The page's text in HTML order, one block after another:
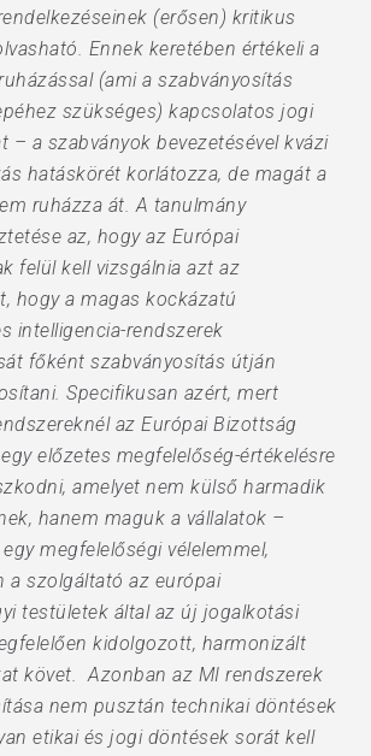
(erősen) kritikus
Ennek keretében értékeli a
(ami a szabványosítás
szükséges) kapcsolatos jogi
– a szabványok bevezetésével kvázi
hatáskörét korlátozza, de magát a
ruházza át. A tanulmány
az, hogy az Európai
felül kell vizsgálnia azt az
hogy a magas kockázatú
intelligencia-rendszerek
főként szabványosítás útján
Specifikusan azért, mert
az Európai Bizottság
előzetes megfelelőség-értékelésre
amelyet nem külső harmadik
hanem maguk a vállalatok –
megfelelőségi vélelemmel,
a szolgáltató az európai
testületek által az új jogalkotási
kidolgozott, harmonizált
követ. Azonban az MI rendszerek
nem pusztán technikai döntések
etikai és jogi döntések sorát kell